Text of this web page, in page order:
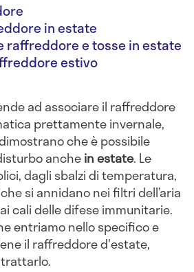
in estate
raffreddore e tosse in estate
estivo
ad associare il raffreddore
prettamente invernale,
che è possibile
anchein estate. Le
dagli sbalzi di temperatura,
si annidano nei filtri dell’aria
cali delle difese immunitarie.
entriamo nello specifico e
il raffreddore d'estate,